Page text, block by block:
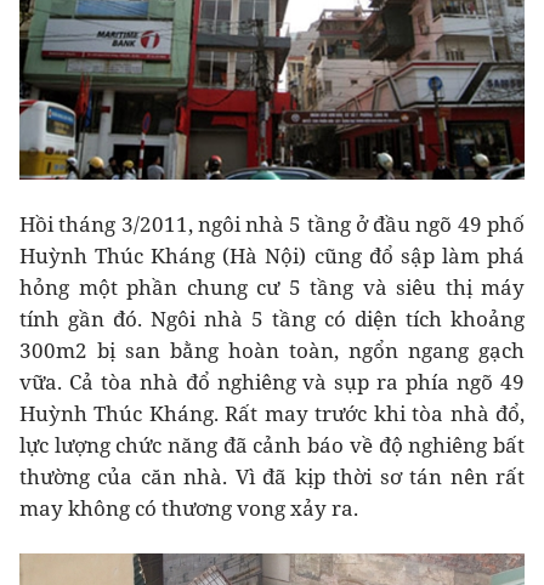
Hồi tháng 3/2011, ngôi nhà 5 tầng ở đầu ngõ 49 phố
Huỳnh Thúc Kháng (Hà Nội) cũng đổ sập làm phá
hỏng một phần chung cư 5 tầng và siêu thị máy
tính gần đó. Ngôi nhà 5 tầng có diện tích khoảng
300m2 bị san bằng hoàn toàn, ngổn ngang gạch
vữa. Cả tòa nhà đổ nghiêng và sụp ra phía ngõ 49
Huỳnh Thúc Kháng. Rất may trước khi tòa nhà đổ,
lực lượng chức năng đã cảnh báo về độ nghiêng bất
thường của căn nhà. Vì đã kịp thời sơ tán nên rất
may không có thương vong xảy ra.